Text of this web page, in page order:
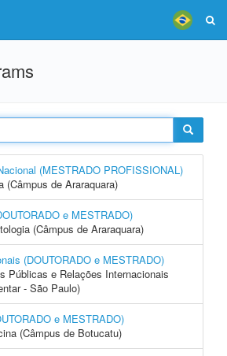
(MESTRADO PROFISSIONAL)
(Câmpus de Araraquara)
e MESTRADO)
(Câmpus de Araraquara)
(DOUTORADO e MESTRADO)
Públicas e Relações Internacionais
- São Paulo)
e MESTRADO)
(Câmpus de Botucatu)